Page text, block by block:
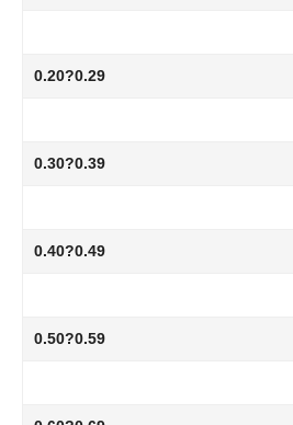
0.20?0.29
0.30?0.39
0.40?0.49
0.50?0.59